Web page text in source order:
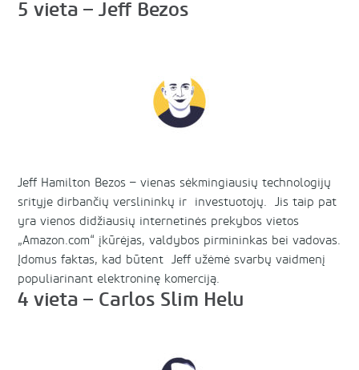
5 vieta – Jeff Bezos
Jeff Hamilton Bezos – vienas sėkmingiausių technologijų
srityje dirbančių verslininkų ir investuotojų. Jis taip pat
yra vienos didžiausių internetinės prekybos vietos
„Amazon.com“ įkūrėjas, valdybos pirmininkas bei vadovas.
Įdomus faktas, kad būtent Jeff užėmė svarbų vaidmenį
populiarinant elektroninę komerciją.
4 vieta – Carlos Slim Helu